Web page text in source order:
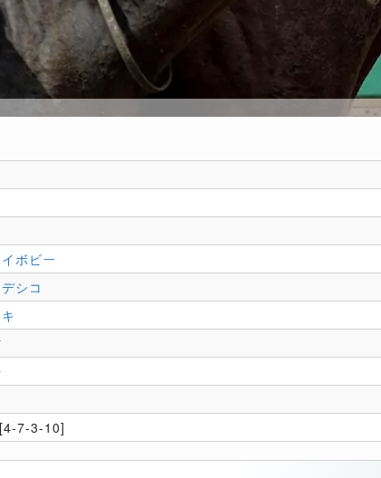
ボビー
シコ
7-3-10]